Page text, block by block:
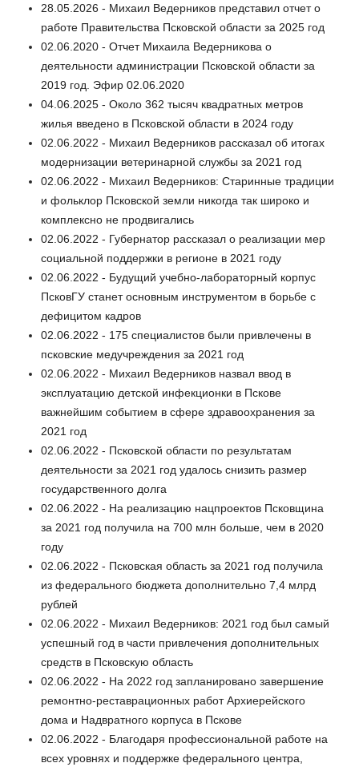
28.05.2026 - Михаил Ведерников представил отчет о
работе Правительства Псковской области за 2025 год
02.06.2020 - Отчет Михаила Ведерникова о
деятельности администрации Псковской области за
2019 год. Эфир 02.06.2020
04.06.2025 - Около 362 тысяч квадратных метров
жилья введено в Псковской области в 2024 году
02.06.2022 - Михаил Ведерников рассказал об итогах
модернизации ветеринарной службы за 2021 год
02.06.2022 - Михаил Ведерников: Старинные традиции
и фольклор Псковской земли никогда так широко и
комплексно не продвигались
02.06.2022 - Губернатор рассказал о реализации мер
социальной поддержки в регионе в 2021 году
02.06.2022 - Будущий учебно-лабораторный корпус
ПсковГУ станет основным инструментом в борьбе с
дефицитом кадров
02.06.2022 - 175 специалистов были привлечены в
псковские медучреждения за 2021 год
02.06.2022 - Михаил Ведерников назвал ввод в
эксплуатацию детской инфекционки в Пскове
важнейшим событием в сфере здравоохранения за
2021 год
02.06.2022 - Псковской области по результатам
деятельности за 2021 год удалось снизить размер
государственного долга
02.06.2022 - На реализацию нацпроектов Псковщина
за 2021 год получила на 700 млн больше, чем в 2020
году
02.06.2022 - Псковская область за 2021 год получила
из федерального бюджета дополнительно 7,4 млрд
рублей
02.06.2022 - Михаил Ведерников: 2021 год был самый
успешный год в части привлечения дополнительных
средств в Псковскую область
02.06.2022 - На 2022 год запланировано завершение
ремонтно-реставрационных работ Архиерейского
дома и Надвратного корпуса в Пскове
02.06.2022 - Благодаря профессиональной работе на
всех уровнях и поддержке федерального центра,